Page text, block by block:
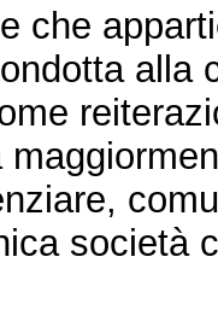
che
alla
società